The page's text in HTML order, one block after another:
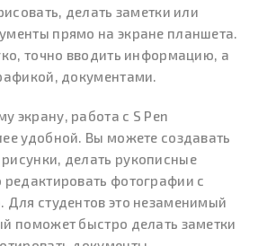
делать заметки или
прямо на экране планшета.
точно вводить информацию, а
документами.
экрану, работа с S Pen
удобной. Вы можете создавать
делать рукописные
редактировать фотографии с
Для студентов это незаменимый
поможет быстро делать заметки